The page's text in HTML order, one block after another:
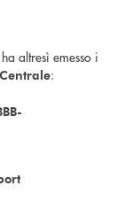
altresì emesso i
: